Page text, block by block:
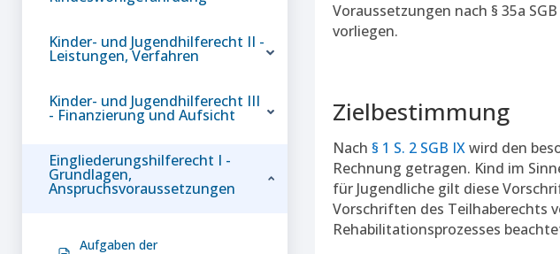
Kinder- und Jugendhilferecht II -
Leistungen, Verfahren
Kinder- und Jugendhilferecht III
- Finanzierung und Aufsicht
Eingliederungshilferecht I -
Grundlagen,
Anspruchsvoraussetzungen
Aufgaben der
Voraussetzungen nach § 35a
vorliegen.
Zielbestimmung
Nach § 1 S. 2 SGB IXwird den
Rechnung getragen. Kind im
für Jugendliche gilt diese
Vorschriften des Teilhaberechts
Rehabilitationsprozesses